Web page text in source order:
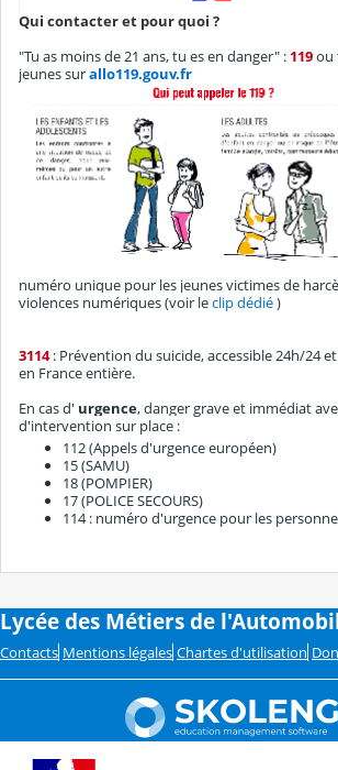
Qui contacter et pour quoi ?
"Tu as moins de 21 ans, tu es en danger" : 119ou
jeunes surallo119.gouv.fr
numéro unique pour les jeunes victimes de
violences numériques (voir leclip dédié)
3114: Prévention du suicide, accessible 24h/24
en France entière.
En cas d' urgence, danger grave et immédiat
d'intervention sur place :
112 (Appels d'urgence européen)
15 (SAMU)
18 (POMPIER)
17 (POLICE SECOURS)
114 : numéro d'urgence pour les
Lycée des Métiers de
Contacts Mentions légales Chartes d'utilisation